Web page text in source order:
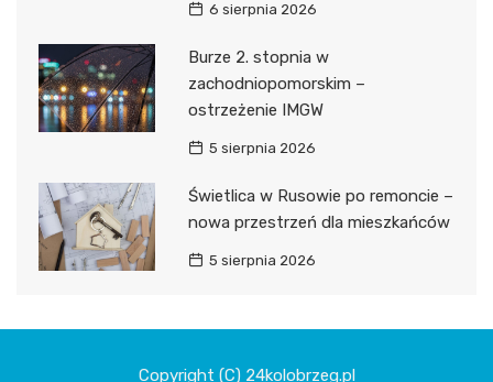
6 sierpnia 2026
Burze 2. stopnia w
zachodniopomorskim –
ostrzeżenie IMGW
5 sierpnia 2026
Świetlica w Rusowie po remoncie –
nowa przestrzeń dla mieszkańców
5 sierpnia 2026
Copyright (C) 24kolobrzeg.pl